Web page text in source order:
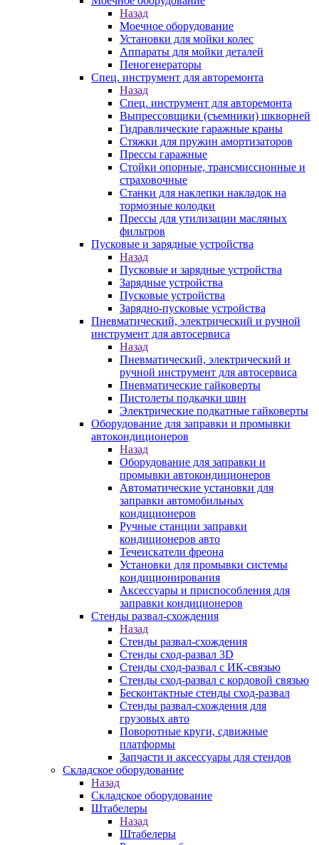
Назад
Моечное оборудование
Установки для мойки колес
Аппараты для мойки деталей
Пеногенераторы
Спец. инструмент для авторемонта
Назад
Спец. инструмент для авторемонта
Выпрессовщики (съемники) шкворней
Гидравлические гаражные краны
Стяжки для пружин амортизаторов
Прессы гаражные
Стойки опорные, трансмиссионные и
страховочные
Станки для наклепки накладок на
тормозные колодки
Прессы для утилизации масляных
фильтров
Пусковые и зарядные устройства
Назад
Пусковые и зарядные устройства
Зарядные устройства
Пусковые устройства
Зарядно-пусковые устройства
Пневматический, электрический и ручной
инструмент для автосервиса
Назад
Пневматический, электрический и
ручной инструмент для автосервиса
Пневматические гайковерты
Пистолеты подкачки шин
Электрические подкатные гайковерты
Оборудование для заправки и промывки
автокондиционеров
Назад
Оборудование для заправки и
промывки автокондиционеров
Автоматические установки для
заправки автомобильных
кондиционеров
Ручные станции заправки
кондиционеров авто
Течеискатели фреона
Установки для промывки системы
кондиционирования
Аксессуары и приспособления для
заправки кондиционеров
Стенды развал-схождения
Назад
Стенды развал-схождения
Стенды сход-развал 3D
Стенды сход-развал с ИК-связью
Стенды сход-развал с кордовой связью
Бесконтактные стенды сход-развал
Стенды развал-схождения для
грузовых авто
Поворотные круги, сдвижные
платформы
Запчасти и аксессуары для стендов
Складское оборудование
Назад
Складское оборудование
Штабелеры
Назад
Штабелеры